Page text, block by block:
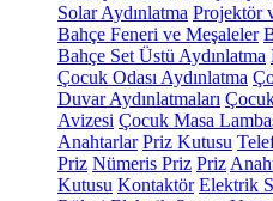
Solar Aydınlatma Projektör
Bahçe Feneri ve Meşaleler
Bahçe Set Üstü Aydınlatma
Çocuk Odası Aydınlatma
Duvar Aydınlatmaları
Avizesi Çocuk Masa
Anahtarlar Priz Kutusu
Priz Nümeris Priz Priz
Kutusu Kontaktör Elektrik